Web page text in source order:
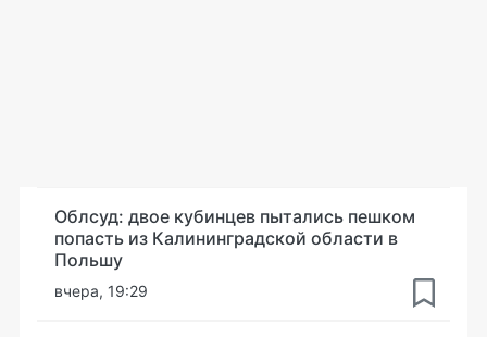
Облсуд: двое кубинцев пытались пешком
попасть из Калининградской области в
Польшу
вчера, 19:29